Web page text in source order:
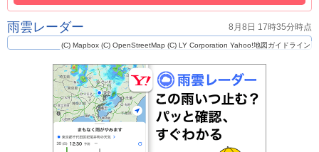
雨雲レーダー 8月8日 17時35分時点
(C) Mapbox (C) OpenStreetMap (C) LY Corporation Yahoo!地図ガイドライン